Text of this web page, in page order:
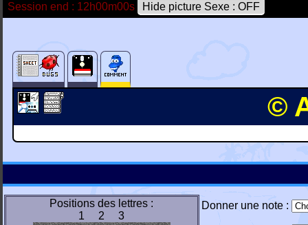
Session end : 12h00m00s
Hide picture Sexe : OFF
©
Positions des lettres :
1 2 3
Donner une note :